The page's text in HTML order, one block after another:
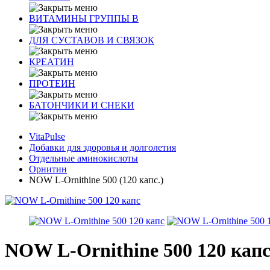
ВИТАМИНЫ ГРУППЫ В
ДЛЯ СУСТАВОВ И СВЯЗОК
КРЕАТИН
ПРОТЕИН
БАТОНЧИКИ И СНЕКИ
VitaPulse
Добавки для здоровья и долголетия
Отдельные аминокислоты
Орнитин
NOW L-Ornithine 500 (120 капс.)
NOW L-Ornithine 500 120 капс